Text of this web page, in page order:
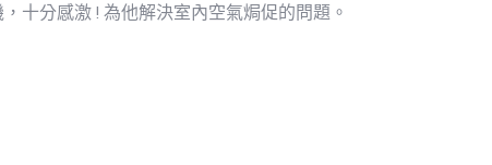
十分感激 ! 為他解決室內空氣焗促的問題。